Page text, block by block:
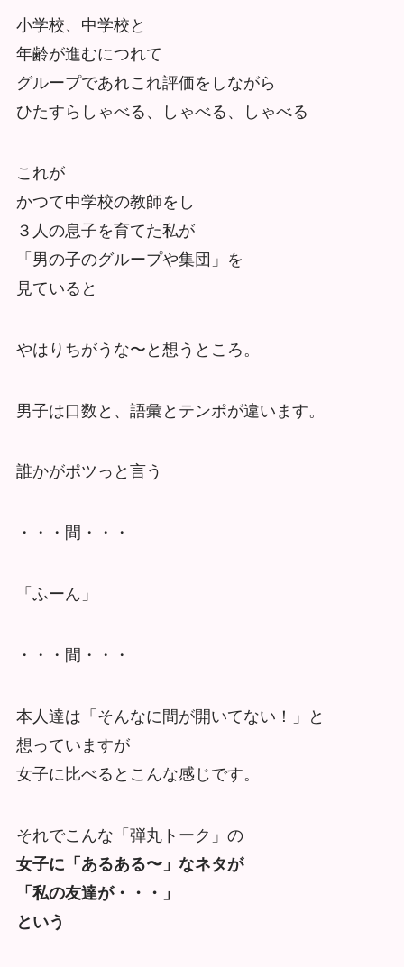
小学校、中学校と
年齢が進むにつれて
グループであれこれ評価をしながら
ひたすらしゃべる、しゃべる、しゃべる
これが
かつて中学校の教師をし
３人の息子を育てた私が
「男の子のグループや集団」を
見ていると
やはりちがうな〜と想うところ。
男子は口数と、語彙とテンポが違います。
誰かがポツっと言う
・・・間・・・
「ふーん」
・・・間・・・
本人達は「そんなに間が開いてない！」と
想っていますが
女子に比べるとこんな感じです。
それでこんな「弾丸トーク」の
女子に「あるある〜」なネタが
「私の友達が・・・」
という